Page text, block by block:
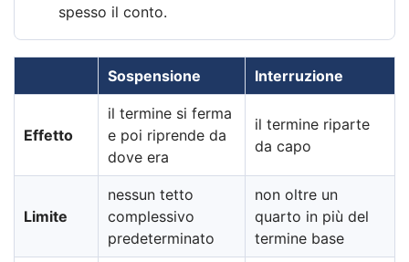
spesso il conto.
Sospensione Interruzione
Effetto
il termine si ferma
e poi riprende da
dove era
il termine riparte
da capo
Limite
nessun tetto
complessivo
predeterminato
non oltre un
quarto in più del
termine base